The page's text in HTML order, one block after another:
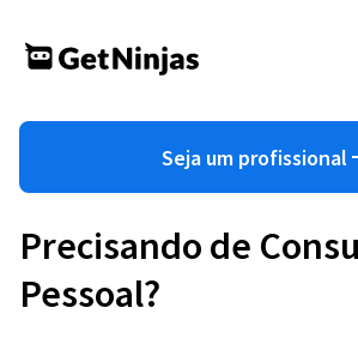
Seja um profissional
Precisando de
Pessoal?